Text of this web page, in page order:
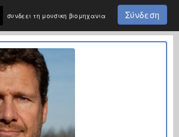
συνδεει τη μουσικη βιομηχανια Σύνδεση